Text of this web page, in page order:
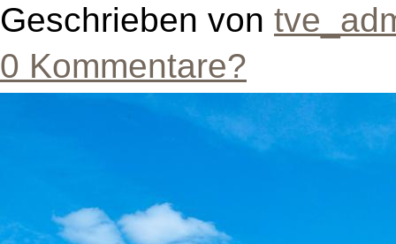
Geschrieben von
0 Kommentare?